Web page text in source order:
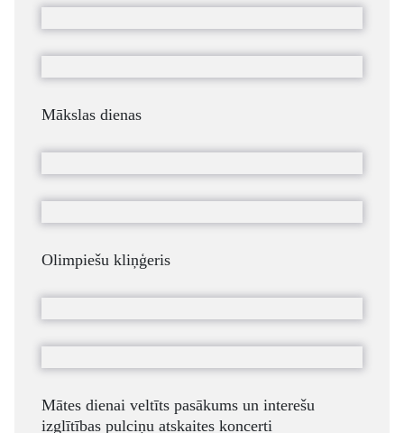
Mākslas dienas
Olimpiešu kliņģeris
Mātes dienai veltīts pasākums un interešu
izglītības pulciņu atskaites koncerti